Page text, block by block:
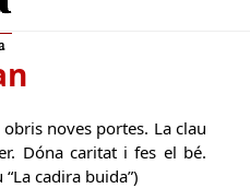
noves portes. La clau
Dóna caritat i fes el bé.
cadira buida”)